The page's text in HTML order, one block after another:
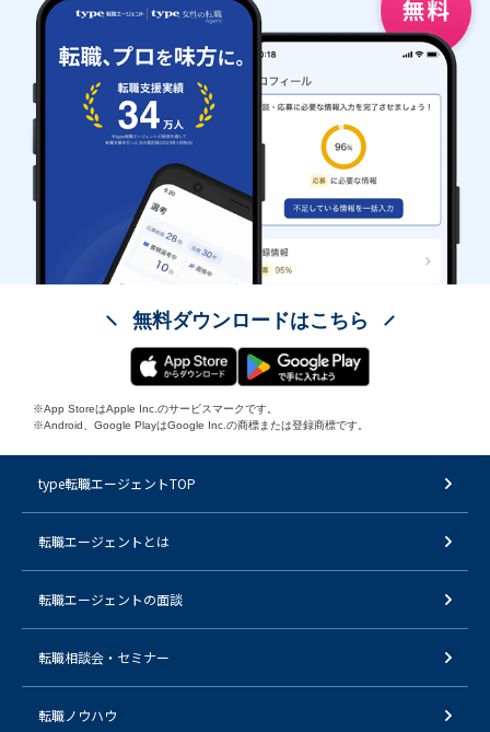
無料ダウンロードはこちら
※App StoreはApple Inc.のサービスマークです。
※Android、Google PlayはGoogle Inc.の商標または登録商標です。
type転職エージェントTOP
転職エージェントとは
転職エージェントの面談
転職相談会・セミナー
転職ノウハウ